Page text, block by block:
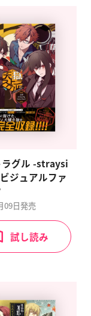
ラグル -straysi
ジュアルファ
09日発売
試し読み